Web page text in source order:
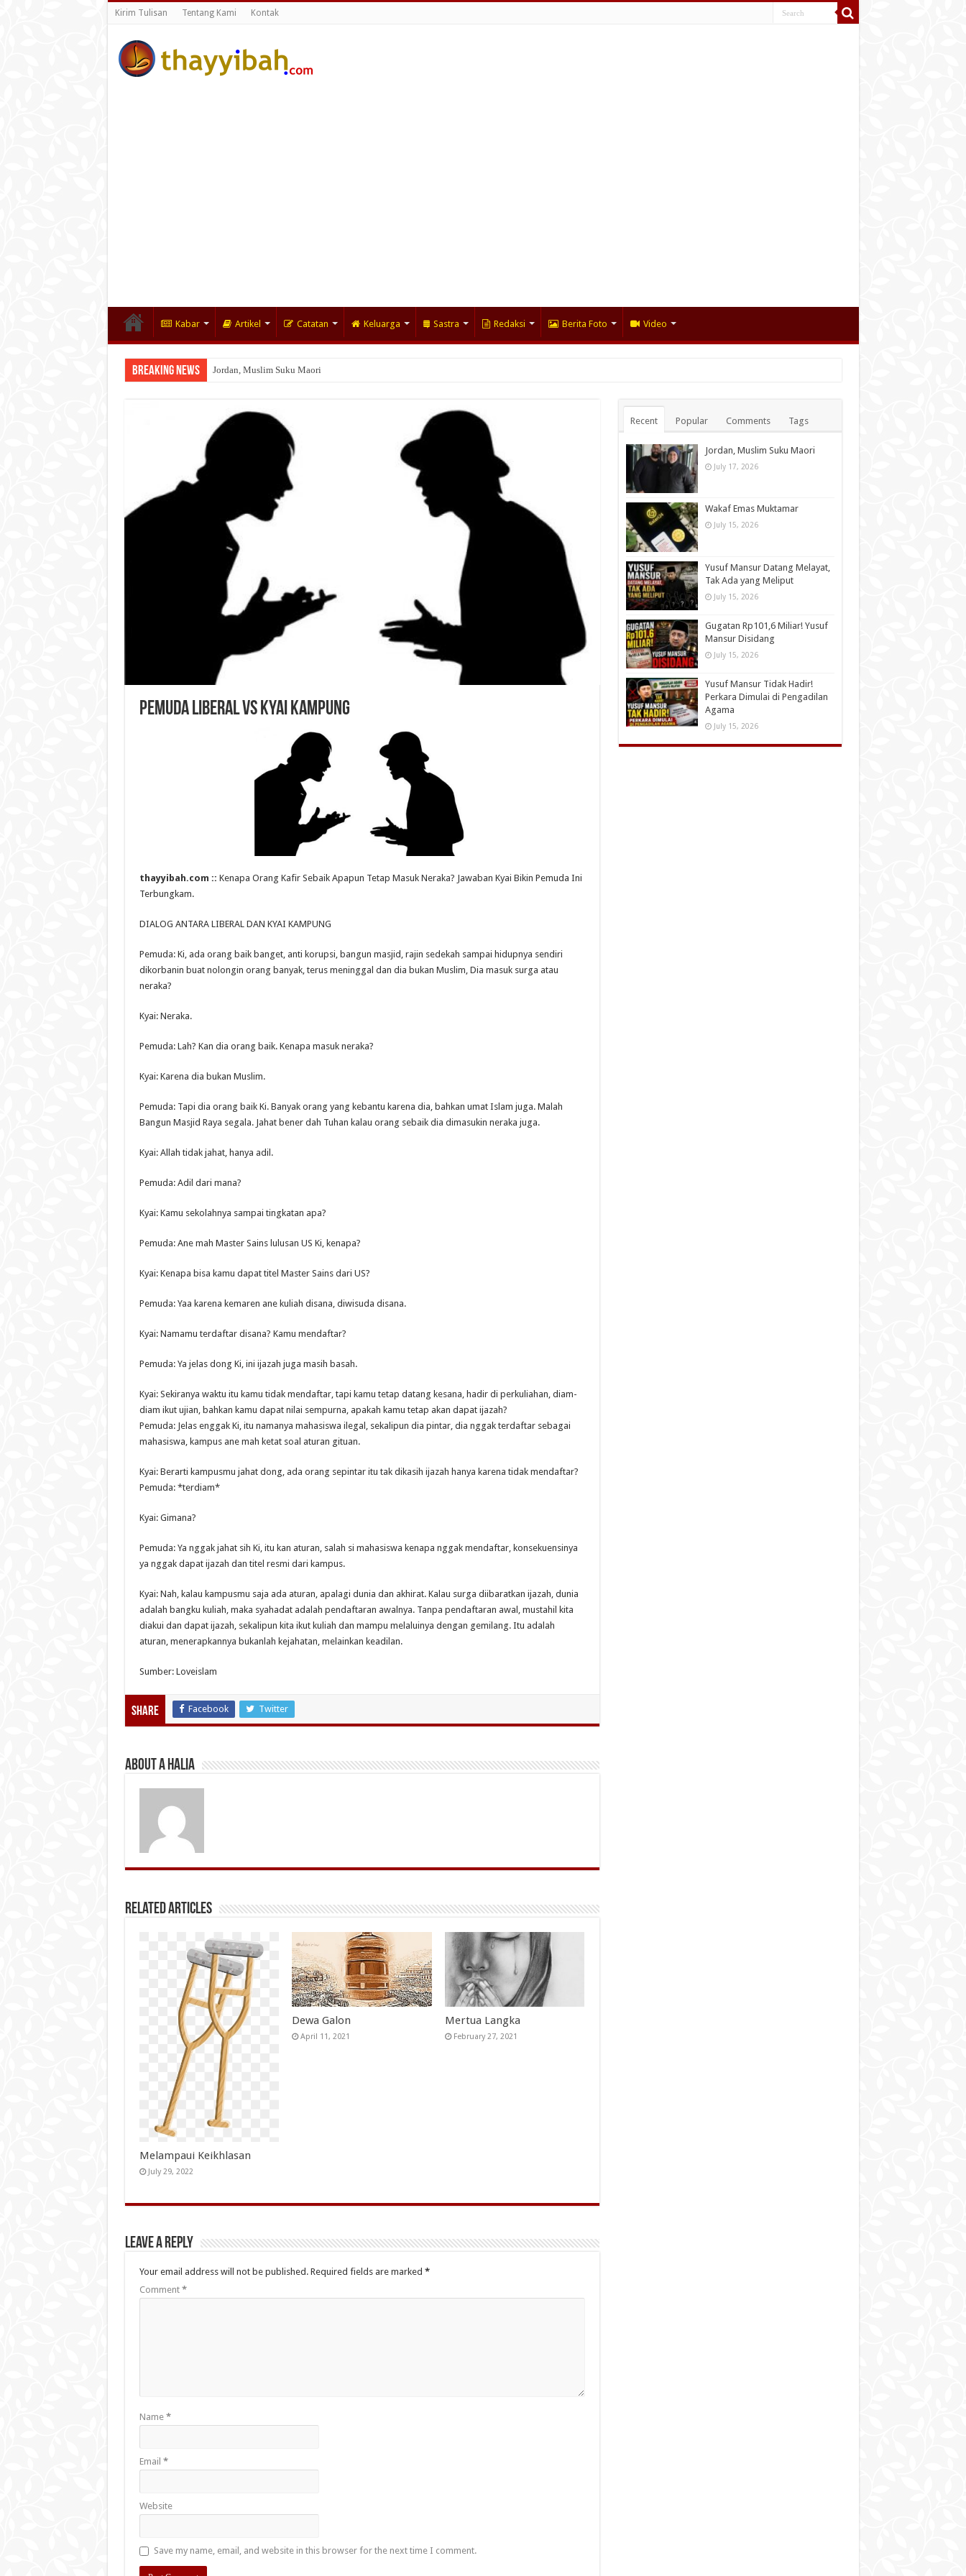
Kirim Tulisan Tentang Kami Kontak
Kabar Artikel Catatan Keluarga Sastra Redaksi Berita Foto Video
Breaking News Jordan, Muslim Suku Maori
Wakaf Emas Muktamar
Pemuda Liberal VS Kyai Kampung
thayyibah.com :: Kenapa Orang Kafir Sebaik Apapun Tetap Masuk Neraka? Jawaban Kyai Bikin Pemuda Ini
Terbungkam.
DIALOG ANTARA LIBERAL DAN KYAI KAMPUNG
Pemuda: Ki, ada orang baik banget, anti korupsi, bangun masjid, rajin sedekah sampai hidupnya sendiri
dikorbanin buat nolongin orang banyak, terus meninggal dan dia bukan Muslim, Dia masuk surga atau
neraka?
Kyai: Neraka.
Pemuda: Lah? Kan dia orang baik. Kenapa masuk neraka?
Kyai: Karena dia bukan Muslim.
Pemuda: Tapi dia orang baik Ki. Banyak orang yang kebantu karena dia, bahkan umat Islam juga. Malah
Bangun Masjid Raya segala. Jahat bener dah Tuhan kalau orang sebaik dia dimasukin neraka juga.
Kyai: Allah tidak jahat, hanya adil.
Pemuda: Adil dari mana?
Kyai: Kamu sekolahnya sampai tingkatan apa?
Pemuda: Ane mah Master Sains lulusan US Ki, kenapa?
Kyai: Kenapa bisa kamu dapat titel Master Sains dari US?
Pemuda: Yaa karena kemaren ane kuliah disana, diwisuda disana.
Kyai: Namamu terdaftar disana? Kamu mendaftar?
Pemuda: Ya jelas dong Ki, ini ijazah juga masih basah.
Kyai: Sekiranya waktu itu kamu tidak mendaftar, tapi kamu tetap datang kesana, hadir di perkuliahan, diam-
diam ikut ujian, bahkan kamu dapat nilai sempurna, apakah kamu tetap akan dapat ijazah?
Pemuda: Jelas enggak Ki, itu namanya mahasiswa ilegal, sekalipun dia pintar, dia nggak terdaftar sebagai
mahasiswa, kampus ane mah ketat soal aturan gituan.
Kyai: Berarti kampusmu jahat dong, ada orang sepintar itu tak dikasih ijazah hanya karena tidak mendaftar?
Pemuda: *terdiam*
Kyai: Gimana?
Pemuda: Ya nggak jahat sih Ki, itu kan aturan, salah si mahasiswa kenapa nggak mendaftar, konsekuensinya
ya nggak dapat ijazah dan titel resmi dari kampus.
Kyai: Nah, kalau kampusmu saja ada aturan, apalagi dunia dan akhirat. Kalau surga diibaratkan ijazah, dunia
adalah bangku kuliah, maka syahadat adalah pendaftaran awalnya. Tanpa pendaftaran awal, mustahil kita
diakui dan dapat ijazah, sekalipun kita ikut kuliah dan mampu melaluinya dengan gemilang. Itu adalah
aturan, menerapkannya bukanlah kejahatan, melainkan keadilan.
Sumber: Loveislam
Share Facebook Twitter
About A Halia
Related Articles
Melampaui Keikhlasan
July 29, 2022
Dewa Galon
April 11, 2021
Mertua Langka
February 27, 2021
Leave a Reply
Your email address will not be published. Required fields are marked *
Comment *
Name *
Email *
Website
Save my name, email, and website in this browser for the next time I comment.
Recent Popular Comments Tags
Jordan, Muslim Suku Maori
July 17, 2026
Wakaf Emas Muktamar
July 15, 2026
Yusuf Mansur Datang Melayat,
Tak Ada yang Meliput
July 15, 2026
Gugatan Rp101,6 Miliar! Yusuf
Mansur Disidang
July 15, 2026
Yusuf Mansur Tidak Hadir!
Perkara Dimulai di Pengadilan
Agama
July 15, 2026